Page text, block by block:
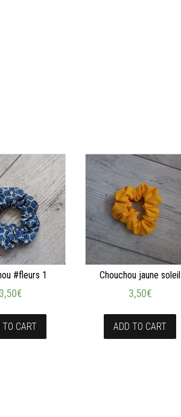
#fleurs 1
3,50€
TO CART
Chouchou jaune soleil
3,50€
ADD TO CART